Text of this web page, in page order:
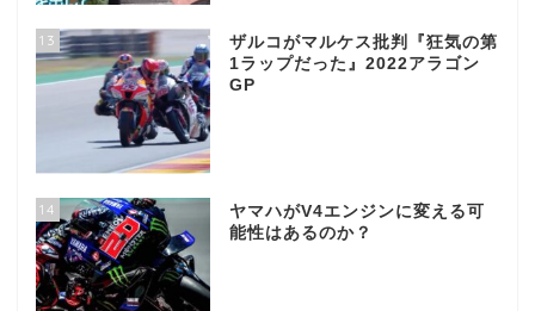
13
ザルコがマルケス批判『狂気の第
1ラップだった』2022アラゴン
GP
14
ヤマハがV4エンジンに変える可
能性はあるのか？